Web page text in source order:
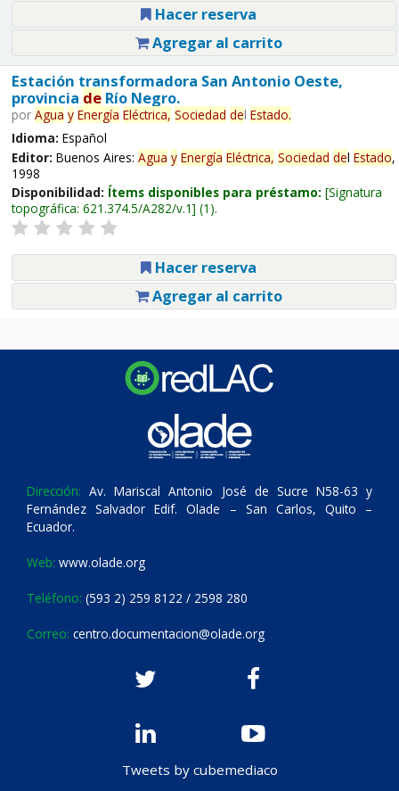
Hacer reserva
Agregar al carrito
Estación transformadora San Antonio Oeste,
provincia deRío Negro.
por Agua y Energía Eléctrica, Sociedad del Estado.
Idioma: Español
Editor: Buenos Aires: Agua y Energía Eléctrica, Sociedad del Estado,
1998
Disponibilidad: Ítems disponibles para préstamo: Signatura
topográfica: 621.374.5/A282/v.1 (1).
Hacer reserva
Agregar al carrito
Dirección: Av. Mariscal Antonio José de Sucre N58-63 y
Fernández Salvador Edif. Olade – San Carlos, Quito –
Ecuador.
Web: www.olade.org
Teléfono: (593 2) 259 8122 / 2598 280
Correo: centro.documentacion@olade.org
Tweets by cubemediaco